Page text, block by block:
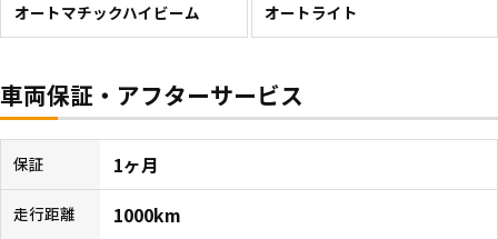
オートマチックハイビーム オートライト
車両保証・アフターサービス
保証 1ヶ月
走行距離 1000km